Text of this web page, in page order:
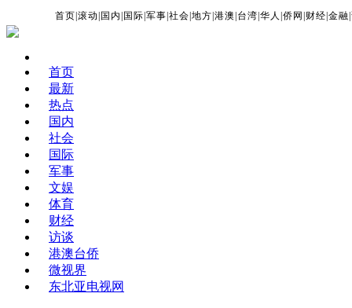
首页 |滚动 国内 国际 |军事 |社会 |地方 |港澳 台湾 |华人 |侨网 财经 |金融 |
首页
最新
热点
国内
社会
国际
军事
文娱
体育
财经
访谈
港澳台侨
微视界
东北亚电视网